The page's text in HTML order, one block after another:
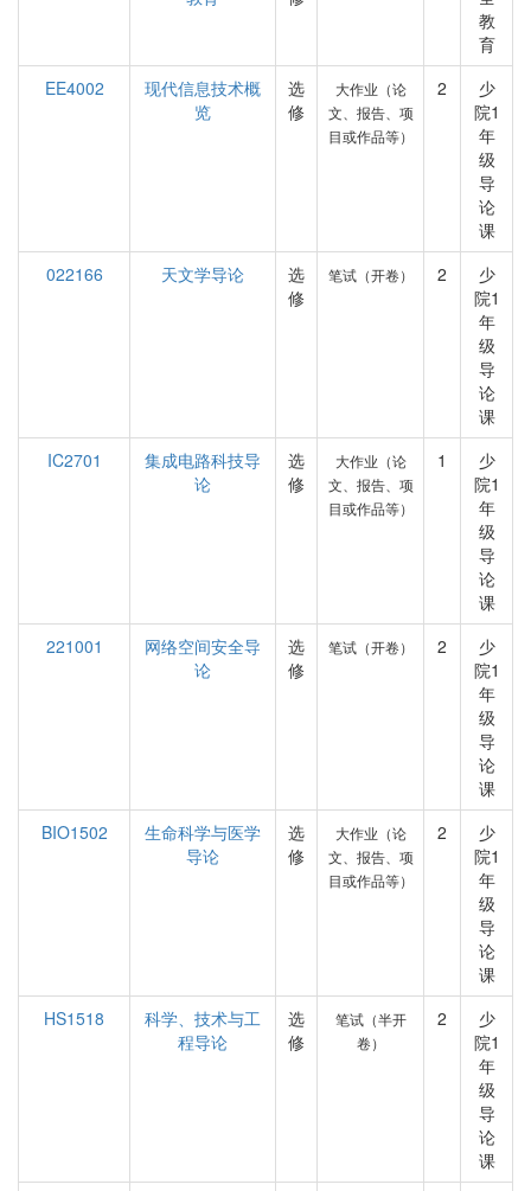
教
育
EE4002
现代信息技术概
览
选
修
大作业（论
文、报告、项
目或作品等）
2
少
院1
年
级
导
论
课
022166
天文学导论
选
修
笔试（开卷） 2
少
院1
年
级
导
论
课
IC2701
集成电路科技导
论
选
修
大作业（论
文、报告、项
目或作品等）
1
少
院1
年
级
导
论
课
221001
网络空间安全导
论
选
修
笔试（开卷） 2
少
院1
年
级
导
论
课
BIO1502
生命科学与医学
导论
选
修
大作业（论
文、报告、项
目或作品等）
2
少
院1
年
级
导
论
课
HS1518
科学、技术与工
程导论
选
修
笔试（半开
卷）
2
少
院1
年
级
导
论
课